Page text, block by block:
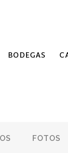
BODEGAS
FOTOS